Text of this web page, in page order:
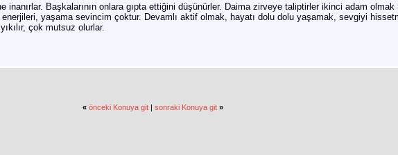
inanırlar. Başkalarının onlara gıpta ettiğini düşünürler. Daima zirveye taliptirler ikinci adam olmak
yaşama sevincim çoktur. Devamlı aktif olmak, hayatı dolu dolu yaşamak, sevgiyi
çok mutsuz olurlar.
« önceki Konuya git| sonraki Konuya git »